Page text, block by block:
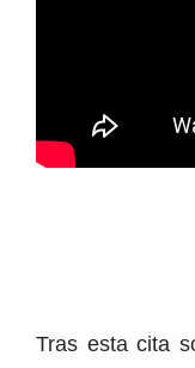
Tras esta cita